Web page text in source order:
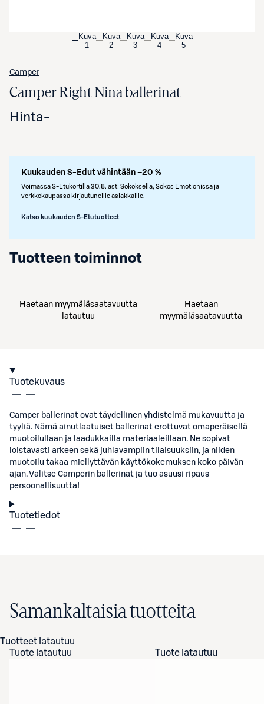
Kuva
1
Kuva
2
Kuva
3
Kuva
4
Kuva
5
Camper
Camper Right Nina ballerinat
Hinta-
Kuukauden S-Edut vähintään –20 %
Voimassa S-Etukortilla 30.8. asti Sokoksella, Sokos Emotionissa ja
verkkokaupassa kirjautuneille asiakkaille.
Katso kuukauden S-Etutuotteet
Tuotteen toiminnot
Haetaan myymäläsaatavuutta
latautuu
Haetaan
myymäläsaatavuutta
Tuotekuvaus
Camper ballerinat ovat täydellinen yhdistelmä mukavuutta ja
tyyliä. Nämä ainutlaatuiset ballerinat erottuvat omaperäisellä
muotoilullaan ja laadukkailla materiaaleillaan. Ne sopivat
loistavasti arkeen sekä juhlavampiin tilaisuuksiin, ja niiden
muotoilu takaa miellyttävän käyttökokemuksen koko päivän
ajan. Valitse Camperin ballerinat ja tuo asuusi ripaus
persoonallisuutta!
Tuotetiedot
Samankaltaisia tuotteita
Tuotteet latautuu
Tuote latautuu
Tuote latautuu